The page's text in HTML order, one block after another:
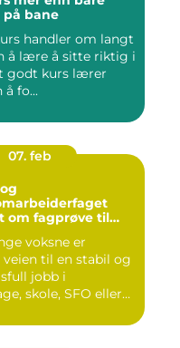
bane
handler om langt
å lære å sitte riktig i
godt kurs lærer
fo...
07. feb
om fagprøve til
voksne er
til en stabil og
jobb i
skole, SFO eller